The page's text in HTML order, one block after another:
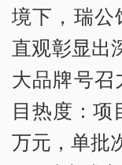
境下，瑞公
直观彰显出
大品牌号
目热度：项
万元，单批